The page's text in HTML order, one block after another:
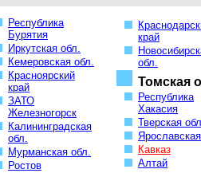
Республика
Бурятия
Иркутская обл.
Кемеровская обл.
Красноярский
край
ЗАТО
Железногорск
Калининградская
обл.
Мурманская обл.
Ростов
край
обл.
Томская
Республика
Хакасия
Тверская
Кавказ
Алтай